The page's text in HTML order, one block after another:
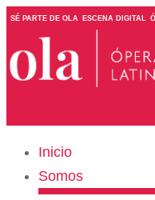
SÉ PARTE DE OLA ESCENA DIGITAL
Inicio
Somos